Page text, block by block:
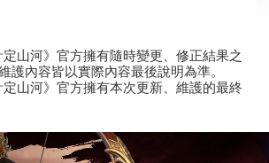
河》官方擁有隨時變更、修正結果之
護內容皆以實際內容最後說明為準。
山河》官方擁有本次更新、維護的最終